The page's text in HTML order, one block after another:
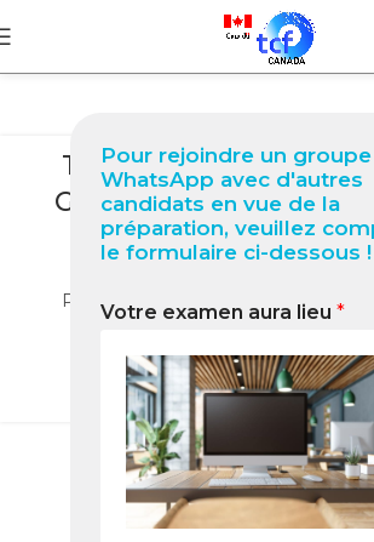
Pour rejoindre un groupe
WhatsApp avec d'autres
candidats en vue de la
préparation, veuillez
le formulaire ci-dessous !
Votre examen aura lieu *
TCF Canada à Abuja
Guide Ultime 2025
votre Test de
0
Passez le TCF Canada à Abuja avec
accompagnement
LIRE LA SUITE